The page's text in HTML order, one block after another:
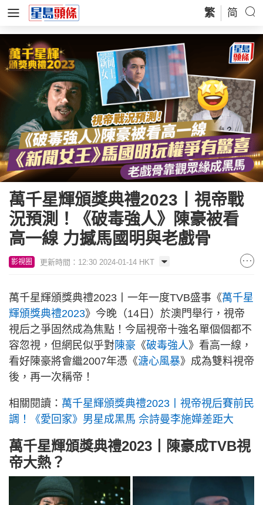
繁 简
萬千星輝頒獎典禮2023丨視帝戰
況預測！《破毒強人》陳豪被看
高一線 力撼馬國明與老戲骨
影視圈 更新時間：12:30 2024-01-14 HKT
萬千星輝頒獎典禮2023丨一年一度TVB盛事《萬千星
輝頒獎典禮2023》今晚（14日）於澳門舉行，視帝
視后之爭固然成為焦點！今屆視帝十強名單個個都不
容忽視，但網民似乎對陳豪 《破毒強人》看高一線，
看好陳豪將會繼2007年憑《溏心風暴》成為雙料視帝
後，再一次稱帝！
相關閱讀： 萬千星輝頒獎典禮2023丨視帝視后賽前民
調！《愛回家》男星成黑馬 佘詩曼李施嬅差距大
萬千星輝頒獎典禮2023丨陳豪成TVB視
帝大熱？